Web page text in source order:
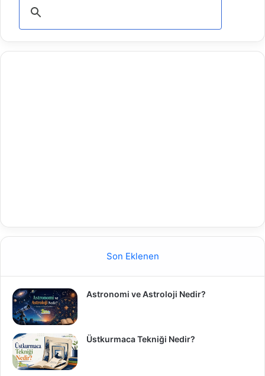
Son Eklenen
Astronomi ve Astroloji Nedir?
Üstkurmaca Tekniği Nedir?